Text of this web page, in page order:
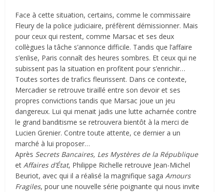
Face à cette situation, certains, comme le commissaire
Fleury de la police judiciaire, préfèrent démissionner. Mais
pour ceux qui restent, comme Marsac et ses deux
collègues la tâche s’annonce difficile. Tandis que l’affaire
s’enlise, Paris connaît des heures sombres. Et ceux qui ne
subissent pas la situation en profitent pour s’enrichir…
Toutes sortes de trafics fleurissent. Dans ce contexte,
Mercadier se retrouve tiraillé entre son devoir et ses
propres convictions tandis que Marsac joue un jeu
dangereux. Lui qui menait jadis une lutte acharnée contre
le grand banditisme se retrouvera bientôt à la merci de
Lucien Grenier. Contre toute attente, ce dernier a un
marché à lui proposer…
Après Secrets Bancaires, Les Mystères de la République
etAffaires d’État, Philippe Richelle retrouve Jean-Michel
Beuriot, avec qui il a réalisé la magnifique sagaAmours
Fragiles, pour une nouvelle série poignante qui nous invite